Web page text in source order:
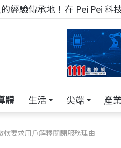
經驗傳承地！在 Pei Pei 科
體 生活 尖端 產業
要求用戶解釋關閉服務理由